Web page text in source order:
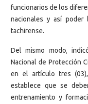
funcionarios de los
nacionales y así poder
tachirense.
Del mismo modo,
Nacional de Protección
en el artículo tres
establece que se
entrenamiento y